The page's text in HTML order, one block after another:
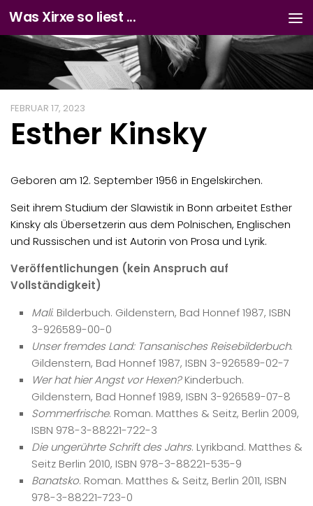
Zum Inhalt springen
Was Xirxe so liest ...
FEBRUAR 17, 2023
Esther Kinsky
Geboren am 12. September 1956 in Engelskirchen.
Seit ihrem Studium der Slawistik in Bonn arbeitet Esther
Kinsky als Übersetzerin aus dem Polnischen, Englischen
und Russischen und ist Autorin von Prosa und Lyrik.
Veröffentlichungen (kein Anspruch auf
Vollständigkeit)
Mali. Bilderbuch. Gildenstern, Bad Honnef 1987, ISBN
3-926589-00-0
Unser fremdes Land: Tansanisches Reisebilderbuch.
Gildenstern, Bad Honnef 1987, ISBN 3-926589-02-7
Wer hat hier Angst vor Hexen?Kinderbuch.
Gildenstern, Bad Honnef 1989, ISBN 3-926589-07-8
Sommerfrische. Roman. Matthes & Seitz, Berlin 2009,
ISBN 978-3-88221-722-3
Die ungerührte Schrift des Jahrs. Lyrikband. Matthes &
Seitz Berlin 2010, ISBN 978-3-88221-535-9
Banatsko. Roman. Matthes & Seitz, Berlin 2011, ISBN
978-3-88221-723-0